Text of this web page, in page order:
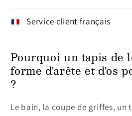
Service client français
Pourquoi un tapis de
forme d'arête et d'os
?
Le bain, la coupe de griffes, un